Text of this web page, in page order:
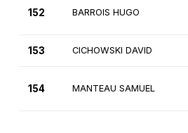
152 BARROIS HUGO
153 CICHOWSKI DAVID
154 MANTEAU SAMUEL